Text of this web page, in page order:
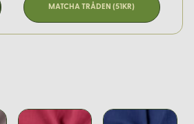
MATCHA TRÅDEN (51KR)